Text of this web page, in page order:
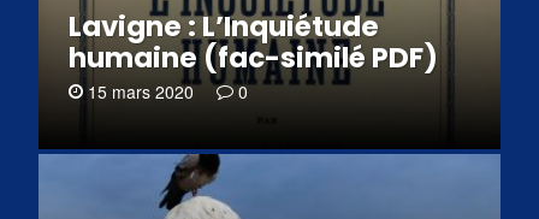
Lavigne : L’Inquiétude
humaine (fac-similé PDF)
15 mars 2020 0